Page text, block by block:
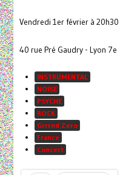
Vendredi 1er février à
40 rue Pré Gaudry - Lyon 7e
INSTRUMENTAL
NOISE
PSYCHE
ROCK
Grrrnd Zero
France
Concert